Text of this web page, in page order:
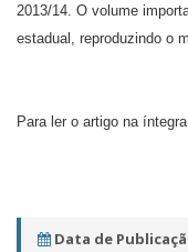
2013/14. O volume
estadual, reproduzindo o
Para ler o artigo na
Data de